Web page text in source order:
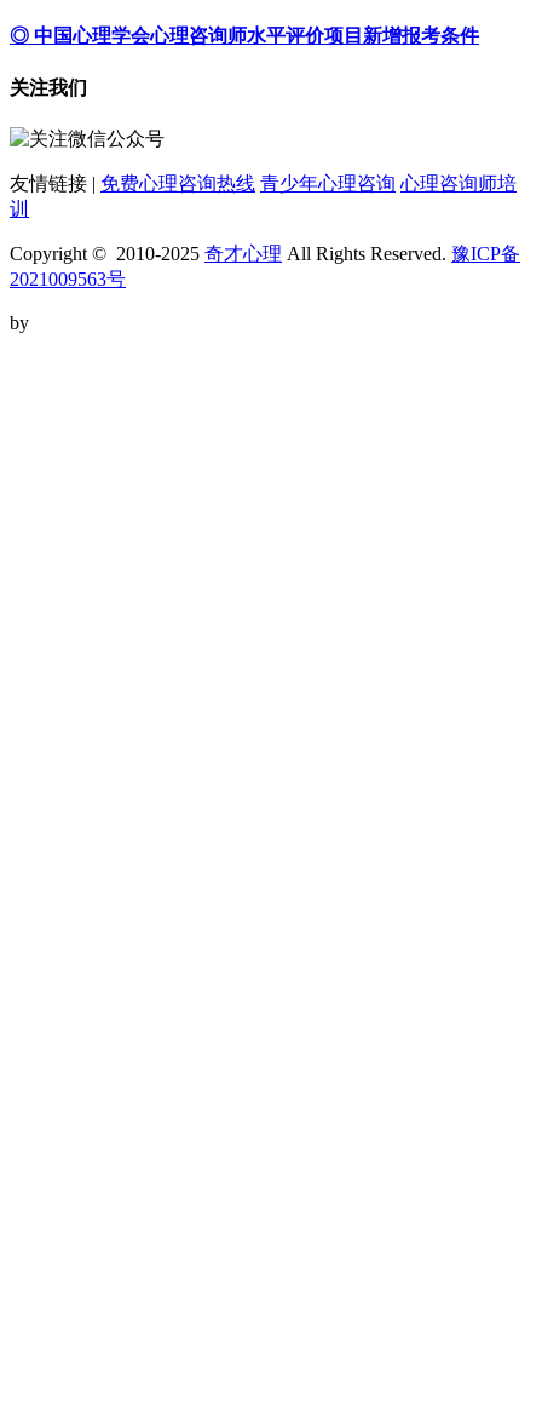
◎ 中国心理学会心理咨询师水平评价项目新增报考条件
关注我们
友情链接 | 免费心理咨询热线 青少年心理咨询 心理咨询师培
训
Copyright © 2010-2025 奇才心理 All Rights Reserved. 豫ICP备
2021009563号
by